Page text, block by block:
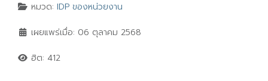
หมวด: IDP ของหน่วยงาน
เผยแพร่เมื่อ: 06 ตุลาคม 2568
ฮิต: 412